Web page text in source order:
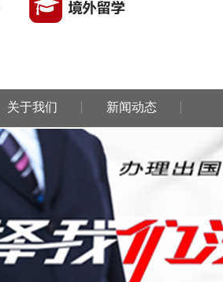
关于我们 新闻动态
环球留学
联系我们
西班牙肉食品加工厂
荷兰-甜点厨师
荷兰-铁板烧厨师
￥月薪2100欧元
新西兰-按摩师
￥200纽币/天+提成